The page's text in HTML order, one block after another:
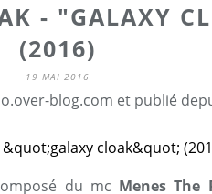
- "GALAXY
(2016)
19 MAI 2016
blog.com et publié
du mc Menes The